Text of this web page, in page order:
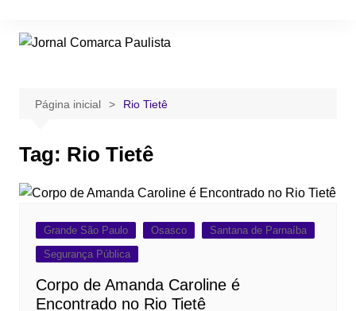
Página inicial Rio Tietê
Tag: Rio Tietê
Grande São Paulo Osasco
Santana de Parnaíba
Segurança Pública
Corpo de Amanda Caroline é
Encontrado no Rio Tietê